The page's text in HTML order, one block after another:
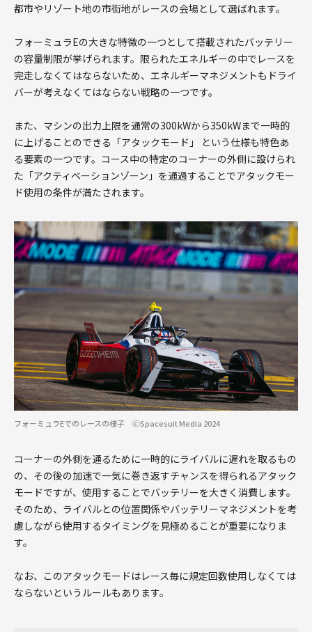
都市やリゾート地の市街地がレースの会場として選ばれます。
フォーミュラEの大きな特徴の一つとして搭載されたバッテリー
の容量制限が挙げられます。限られたエネルギーの中でレースを
完走しなくてはならないため、エネルギーマネジメントもドライ
バーが考えなくてはならない戦略の一つです。
また、マシンの出力上限を通常の300kWから350kWまで一時的
に上げることのできる「アタックモード」 という仕様も特色あ
る要素の一つです。コース中の特定のコーナーの外側に設けられ
た「アクティベーションゾーン」を通過することでアタックモー
ド使用の条件が満たされます。
フォーミュラEでのレースの様子 🄫Spacesuit Media 2024
コーナーの外側を通るために一時的にライバルに遅れを取るもの
の、その後の加速で一気に巻き返すチャンスを得られるアタック
モードですが、使用することでバッテリーを大きく消費します。
そのため、ライバルとの位置関係やバッテリーマネジメントを考
慮しながら使用するタイミングを見極めることが重要になりま
す。
なお、このアタックモードはレース毎に規定回数使用しなくては
ならないというルールもあります。